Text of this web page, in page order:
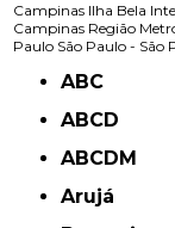
Campinas Ilha Bela
Campinas Região
Paulo São Paulo - São
ABC
ABCD
ABCDM
Arujá